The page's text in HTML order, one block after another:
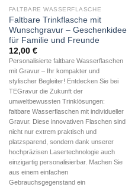
FALTBARE WASSERFLASCHE
Faltbare Trinkflasche mit
Wunschgravur – Geschenkidee
für Familie und Freunde
12,00 €
Personalisierte faltbare Wasserflaschen
mit Gravur – Ihr kompakter und
stylischer Begleiter! Entdecken Sie bei
TEGravur die Zukunft der
umweltbewussten Trinklösungen:
faltbare Wasserflaschen mit individueller
Gravur. Diese innovativen Flaschen sind
nicht nur extrem praktisch und
platzsparend, sondern dank unserer
hochpräzisen Lasertechnologie auch
einzigartig personalisierbar. Machen Sie
aus einem einfachen
Gebrauchsgegenstand ein